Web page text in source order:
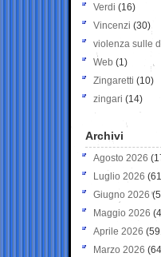
Verdi (16)
Vincenzi (30)
violenza sulle
Web (1)
Zingaretti (10)
zingari (14)
Archivi
Agosto 2026
Luglio 2026
Giugno 2026
Maggio 2026
Aprile 2026
Marzo 2026